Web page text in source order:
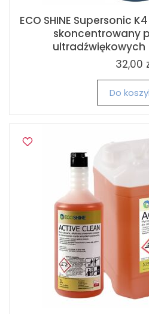
ECO SHINE Supersonic
skoncentrowany
ultradźwiękowych |
32,00
Do